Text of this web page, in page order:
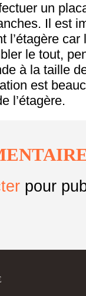
un
Il est
l’étagère
le tout,
à la taille
est
l’étagère.
pour